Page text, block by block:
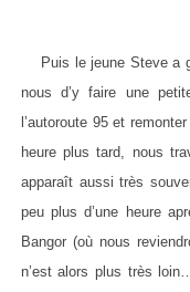
Puis le jeune Steve a
nous d’y faire une
l’autoroute 95 et
heure plus tard, nous
apparaît aussi très
peu plus d’une heure
Bangor (où nous
n’est alors plus très